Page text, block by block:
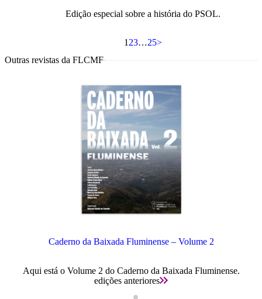
Edição especial sobre a história do PSOL.
1 23…25>
Outras revistas da FLCMF
Caderno da Baixada Fluminense – Volume 2
Aqui está o Volume 2 do Caderno da Baixada Fluminense.
edições anteriores